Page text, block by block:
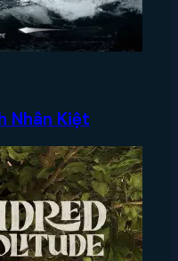
Nhân Kiệt